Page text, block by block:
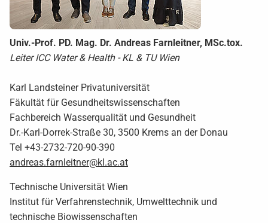
Univ.-Prof. PD. Mag. Dr. Andreas Farnleitner, MSc.tox.
Leiter ICC Water & Health - KL & TU Wien
Karl Landsteiner Privatuniversität
Fäkultät für Gesundheitswissenschaften
Fachbereich Wasserqualität und Gesundheit
Dr.-Karl-Dorrek-Straße 30, 3500 Krems an der Donau
Tel +43-2732-720-90-390
andreas.farnleitner@kl.ac.at
Technische Universität Wien
Institut für Verfahrenstechnik, Umwelttechnik und
technische Biowissenschaften